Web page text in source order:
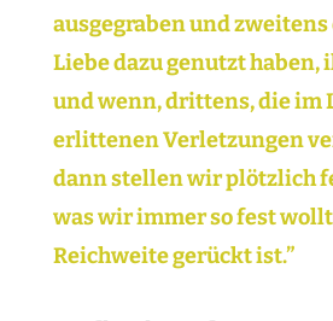
ausgegraben und
Liebe dazu genutzt haben,
und wenn, drittens, die im
erlittenen Verletzungen
dann stellen wir plötzlich
was wir immer so fest
Reichweite gerückt ist.”